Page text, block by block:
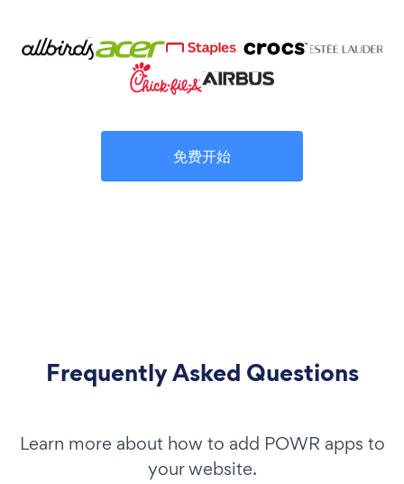
免费开始
Frequently Asked Questions
Learn more about how to add POWR apps to
your website.